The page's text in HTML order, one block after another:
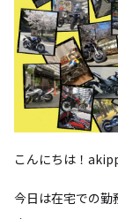
こんにちは！
今日は在宅での勤